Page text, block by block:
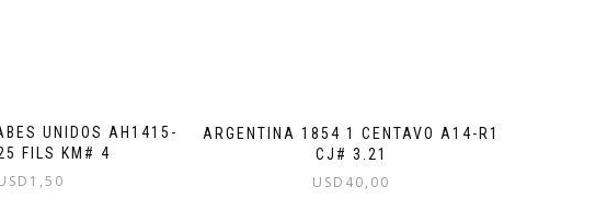
UNIDOS AH1415-
FILS KM# 4
1,50
ARGENTINA 1854 1 CENTAVO A14-R1
CJ# 3.21
USD 40,00